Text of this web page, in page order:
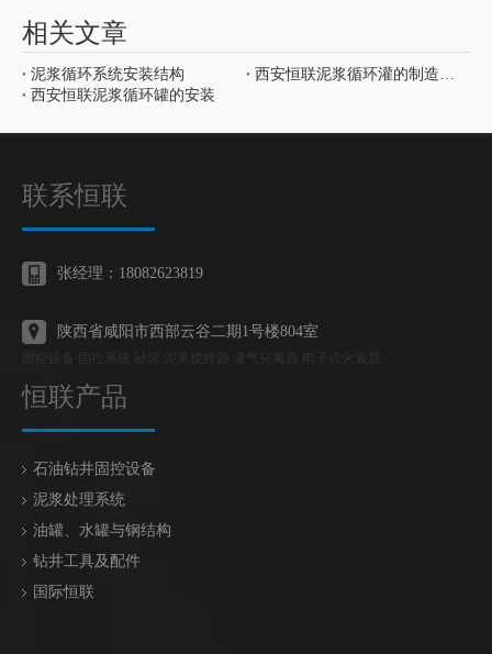
相关文章
泥浆循环系统安装结构
西安恒联泥浆循环灌的制造工艺
西安恒联泥浆循环罐的安装
联系恒联
张经理：18082623819
陕西省咸阳市西部云谷二期1号楼804室
恒联产品
石油钻井固控设备
泥浆处理系统
油罐、水罐与钢结构
钻井工具及配件
国际恒联